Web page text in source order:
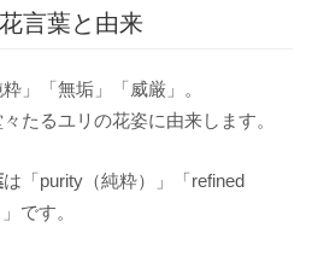
言葉と由来
」「無垢」「威厳」。
たるユリの花姿に由来します。
は「purity（純粋）」「refined
です。